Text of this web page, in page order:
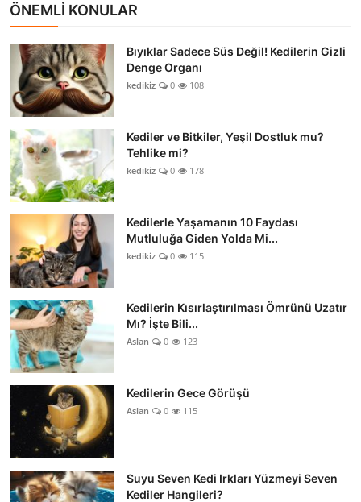
ÖNEMLİ KONULAR
Bıyıklar Sadece Süs Değil! Kedilerin Gizli
Denge Organı
kedikiz 0 108
Kediler ve Bitkiler, Yeşil Dostluk mu?
Tehlike mi?
kedikiz 0 178
Kedilerle Yaşamanın 10 Faydası
Mutluluğa Giden Yolda Mi...
kedikiz 0 115
Kedilerin Kısırlaştırılması Ömrünü Uzatır
Mı? İşte Bili...
Aslan 0 123
Kedilerin Gece Görüşü
Aslan 0 115
Suyu Seven Kedi Irkları Yüzmeyi Seven
Kediler Hangileri?